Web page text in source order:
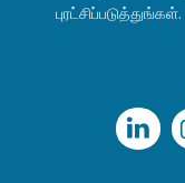
புரட்சிப்படுத்துங்கள்.